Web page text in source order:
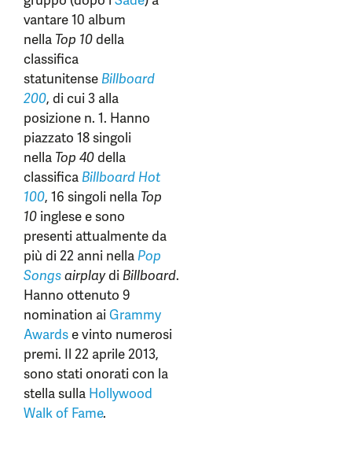
vantare 10 album
nella Top 10della
classifica
statunitense Billboard
200, di cui 3 alla
posizione n. 1. Hanno
piazzato 18 singoli
nella Top 40della
classifica Billboard Hot
100, 16 singoli nella Top
10 inglese e sono
presenti attualmente da
più di 22 anni nella Pop
Songsairplaydi Billboard.
Hanno ottenuto 9
nomination aiGrammy
Awardse vinto numerosi
premi. Il 22 aprile 2013,
sono stati onorati con la
stella sulla Hollywood
Walk of Fame.